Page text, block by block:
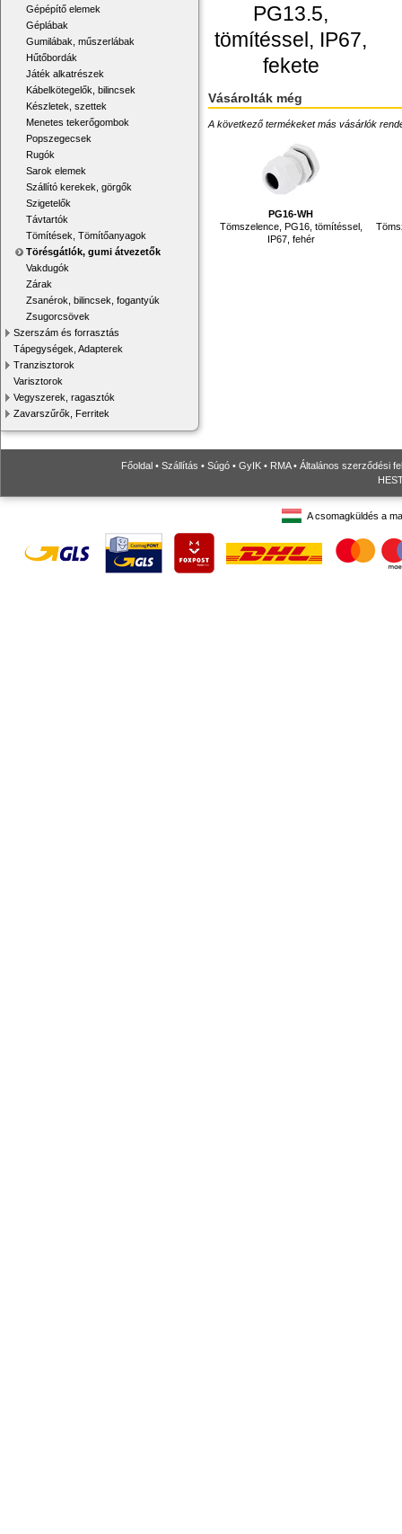
Gépépítő elemek
Géplábak
Gumilábak, műszerlábak
Hűtőbordák
Játék alkatrészek
Kábelkötegelők, bilincsek
Készletek, szettek
Menetes tekerőgombok
Popszegecsek
Rugók
Sarok elemek
Szállító kerekek, görgők
Szigetelők
Távtartók
Tömítések, Tömítőanyagok
Törésgátlók, gumi átvezetők
Vakdugók
Zárak
Zsanérok, bilincsek, fogantyúk
Zsugorcsövek
Szerszám és forrasztás
Tápegységek, Adapterek
Tranzisztorok
Varisztorok
Vegyszerek, ragasztók
Zavarszűrők, Ferritek
PG13.5,
tömítéssel, IP67,
fekete
Vásárolták még
A következő termékeket más vásárlók
PG16-WH
Tömszelence, PG16, tömítéssel,
IP67, fehér
Főoldal • Szállítás • Súgó • GyIK • RMA• Általános szerződési
A csomagküldés a